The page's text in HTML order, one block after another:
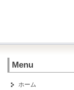
Menu
ホーム